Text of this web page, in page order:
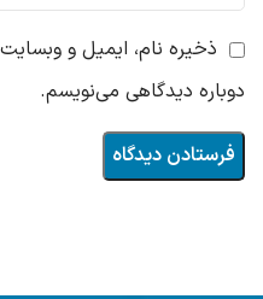
ذخیره نام، ایمیل و
دوباره دیدگاهی می‌نویسم.